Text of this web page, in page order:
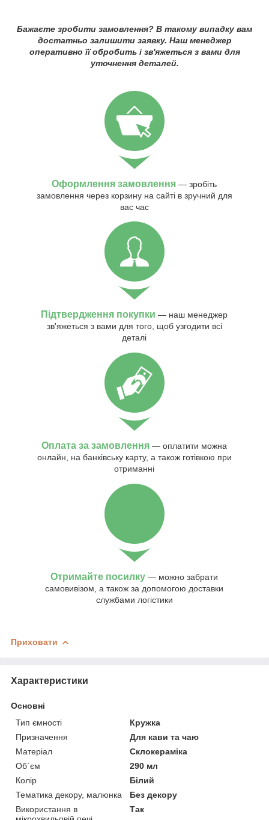
Бажаєте зробити замовлення? В такому випадку вам
достатньо залишити заявку. Наш менеджер
оперативно її обробить і зв'яжеться з вами для
уточнення деталей.
Оформлення замовлення — зробіть
замовлення через корзину на сайті в зручний для
вас час
Підтвердження покупки — наш менеджер
зв'яжеться з вами для того, щоб узгодити всі
деталі
Оплата за замовлення — оплатити можна
онлайн, на банківську карту, а також готівкою при
отриманні
Отримайте посилку — можно забрати
самовивізом, а також за допомогою доставки
службами логістики
Приховати
Характеристики
Основні
Тип ємності
Кружка
Призначення
Для кави та чаю
Матеріал
Склокераміка
Об`єм
290 мл
Колір
Білий
Тематика декору, малюнка
Без декору
Використання в
Так